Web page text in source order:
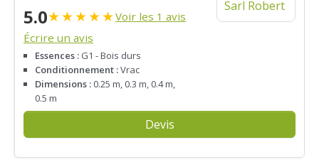
5.0★★★★★Voir les 1 avis
Écrire un avis
Essences : G1 - Bois durs
Conditionnement :Vrac
Dimensions : 0.25 m, 0.3 m, 0.4 m,
0.5 m
Devis